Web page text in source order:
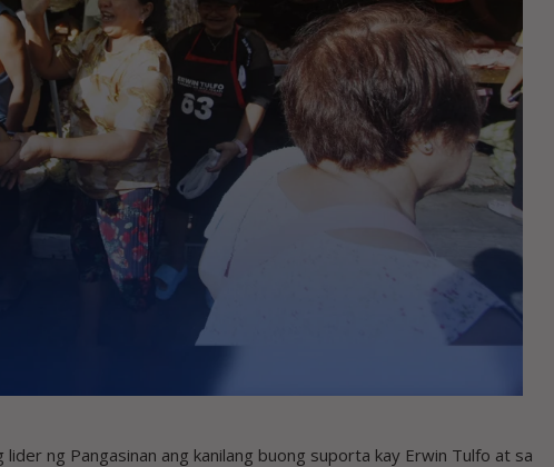
lider ng Pangasinan ang kanilang buong suporta kay Erwin Tulfo at sa